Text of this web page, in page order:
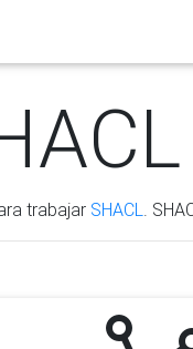
trabajar SHACL .